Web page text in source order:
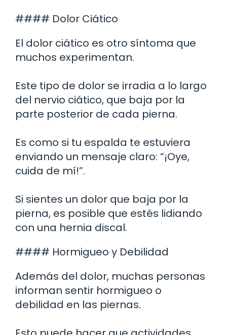
#### Dolor Ciático
El dolor ciático es otro síntoma que
muchos experimentan.
Este tipo de dolor se irradia a lo largo
del nervio ciático, que baja por la
parte posterior de cada pierna.
Es como si tu espalda te estuviera
enviando un mensaje claro: “¡Oye,
cuida de mí!”.
Si sientes un dolor que baja por la
pierna, es posible que estés lidiando
con una hernia discal.
#### Hormigueo y Debilidad
Además del dolor, muchas personas
informan sentir hormigueo o
debilidad en las piernas.